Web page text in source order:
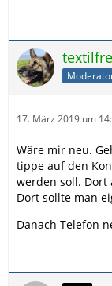
17. März 2019 um
Wäre mir neu.
tippe auf den
werden soll. Dort
Dort sollte man
Danach Telefon